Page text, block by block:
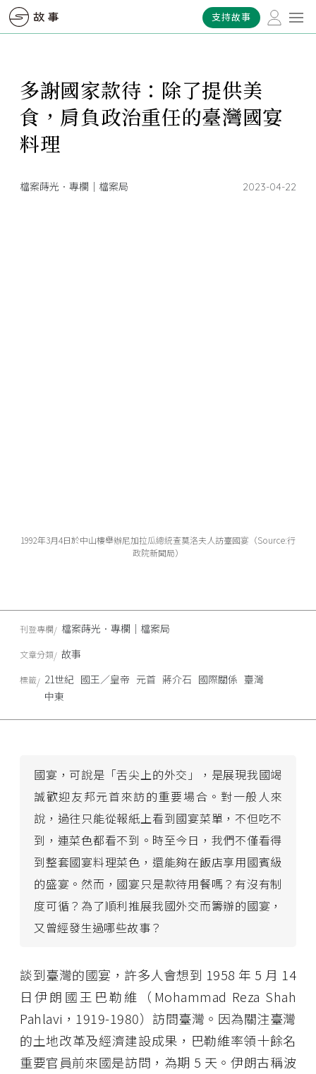
支持故事
多謝國家款待：除了提供美
食，肩負政治重任的臺灣國宴
料理
檔案蒔光．專欄｜檔案局 2023-04-22
1992年3月4日於中山樓舉辦尼加拉瓜總統查莫洛夫人訪臺國宴（Source:行
政院新聞局）
國宴，可說是「舌尖上的外交」，是展現我國竭
誠歡迎友邦元首來訪的重要場合。對一般人來
說，過往只能從報紙上看到國宴菜單，不但吃不
到，連菜色都看不到。時至今日，我們不僅看得
到整套國宴料理菜色，還能夠在飯店享用國賓級
的盛宴。然而，國宴只是款待用餐嗎？有沒有制
度可循？為了順利推展我國外交而籌辦的國宴，
又曾經發生過哪些故事？
談到臺灣的國宴，許多人會想到 1958 年 5 月 14
日伊朗國王巴勒維（Mohammad Reza Shah
Pahlavi，1919-1980）訪問臺灣。因為關注臺灣
的土地改革及經濟建設成果，巴勒維率領十餘名
重要官員前來國是訪問，為期 5 天。伊朗古稱波
刊登專欄 檔案蒔光．專欄｜檔案局
文章分類 故事
標籤 21世紀 國王／皇帝 元首 蔣介石 國際關係 臺灣
中東